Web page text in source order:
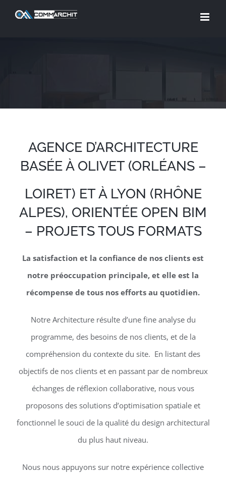
AGENCE D’ARCHITECTURE
BASÉE À OLIVET (ORLÉANS –
LOIRET) ET À LYON (RHÔNE
ALPES), ORIENTÉE OPEN BIM
– PROJETS TOUS FORMATS
La satisfaction et la confiance de nos clients est
notre préoccupation principale, et elle est la
récompense de tous nos efforts au quotidien.
Notre Architecture résulte d’une fine analyse du
programme, des besoins de nos clients, et de la
compréhension du contexte du site. En listant des
objectifs de nos clients et en passant par de nombreux
échanges de réflexion collaborative, nous vous
proposons des solutions d’optimisation spatiale et
fonctionnel le souci de la qualité du design architectural
du plus haut niveau.
Nous nous appuyons sur notre expérience collective